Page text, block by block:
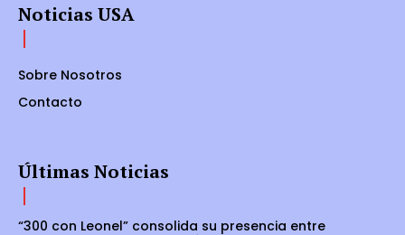
Noticias USA
Sobre Nosotros
Contacto
Últimas Noticias
“300 con Leonel” consolida su presencia entre